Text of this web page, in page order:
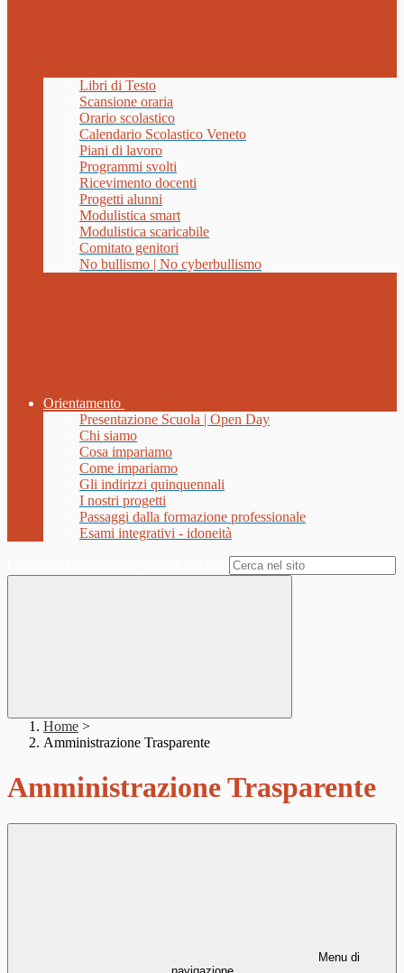
Libri di Testo
Scansione oraria
Orario scolastico
Calendario Scolastico Veneto
Piani di lavoro
Programmi svolti
Ricevimento docenti
Progetti alunni
Modulistica smart
Modulistica scaricabile
Comitato genitori
No bullismo | No cyberbullismo
Orientamento
Presentazione Scuola | Open Day
Chi siamo
Cosa impariamo
Come impariamo
Gli indirizzi quinquennali
I nostri progetti
Passaggi dalla formazione professionale
Esami integrativi - idoneità
Home >
Amministrazione Trasparente
Amministrazione Trasparente
Menu di